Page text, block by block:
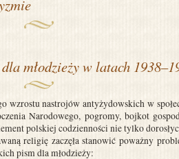
młodzieży w latach
wzrostu nastrojów antyżydowskich w
Narodowego, pogromy, bojkot
polskiej codzienności nie tylko
religię zaczęła stanowić poważny
pism dla młodzieży: